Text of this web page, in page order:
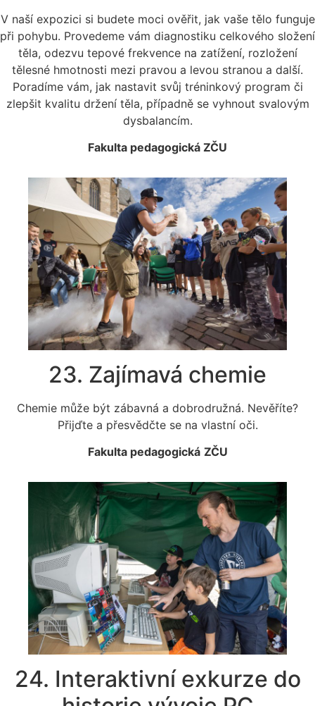
V naší expozici si budete moci ověřit, jak vaše tělo funguje
při pohybu. Provedeme vám diagnostiku celkového složení
těla, odezvu tepové frekvence na zatížení, rozložení
tělesné hmotnosti mezi pravou a levou stranou a další.
Poradíme vám, jak nastavit svůj tréninkový program či
zlepšit kvalitu držení těla, případně se vyhnout svalovým
dysbalancím.
Fakulta pedagogická ZČU
23. Zajímavá chemie
Chemie může být zábavná a dobrodružná. Nevěříte?
Přijďte a přesvědčte se na vlastní oči.
Fakulta pedagogická ZČU
24. Interaktivní exkurze do